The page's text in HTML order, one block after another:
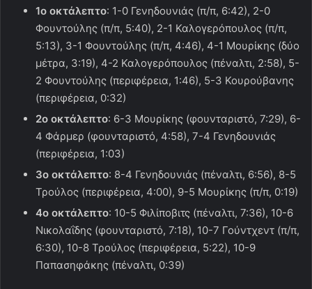
1ο οκτάλεπτο: 1-0 Γενηδουνιάς (π/π, 6:42), 2-0
Φουντούλης (π/π, 5:40), 2-1 Καλογερόπουλος (π/π,
5:13), 3-1 Φουντούλης (π/π, 4:46), 4-1 Μουρίκης (δύο
μέτρα, 3:19), 4-2 Καλογερόπουλος (πέναλτι, 2:58), 5-
2 Φουντούλης (περιφέρεια, 1:46), 5-3 Κουρούβανης
(περιφέρεια, 0:32)
2ο οκτάλεπτο: 6-3 Μουρίκης (φουνταριστό, 7:29), 6-
4 Φάρμερ (φουνταριστό, 4:58), 7-4 Γενηδουνιάς
(περιφέρεια, 1:03)
3ο οκτάλεπτο: 8-4 Γενηδουνιάς (πέναλτι, 6:56), 8-5
Τρούλος (περιφέρεια, 4:00), 9-5 Μουρίκης (π/π, 0:19)
4ο οκτάλεπτο: 10-5 Φιλίποβιτς (πέναλτι, 7:36), 10-6
Νικολαΐδης (φουνταριστό, 7:18), 10-7 Γούντχεντ (π/π,
6:30), 10-8 Τρούλος (περιφέρεια, 5:22), 10-9
Παπασηφάκης (πέναλτι, 0:39)